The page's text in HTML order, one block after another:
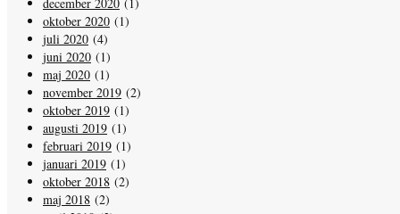
oktober 2020 (1)
juli 2020 (4)
juni 2020 (1)
maj 2020 (1)
november 2019 (2)
oktober 2019 (1)
augusti 2019 (1)
februari 2019 (1)
januari 2019 (1)
oktober 2018 (2)
maj 2018 (2)